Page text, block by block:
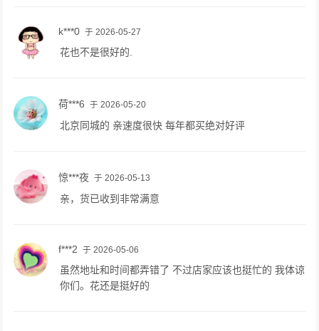
k***0 于 2026-05-27
花也不是很好的.
荷***6 于 2026-05-20
北京同城的 亲速度很快 每年都买绝对好评
惊***夜 于 2026-05-13
亲，货已收到非常满意
f***2 于 2026-05-06
虽然地址和时间都弄错了 不过店家应该也挺忙的 我体谅
你们。花还是挺好的